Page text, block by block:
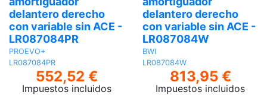
delantero derecho
con variable sin ACE -
LR087084PR
PROEVO+
LR087084PR
552,52 €
Impuestos incluidos
delantero derecho
con variable sin ACE -
LR087084W
BWI
LR087084W
813,95 €
Impuestos incluidos